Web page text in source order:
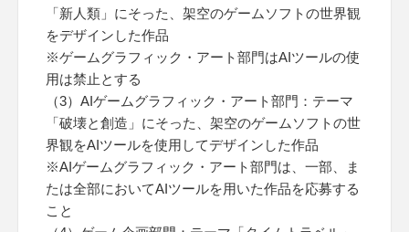
「新人類」にそった、架空のゲームソフトの世界観
をデザインした作品
※ゲームグラフィック・アート部門はAIツールの使
用は禁止とする
（3）AIゲームグラフィック・アート部門：テーマ
「破壊と創造」にそった、架空のゲームソフトの世
界観をAIツールを使用してデザインした作品
※AIゲームグラフィック・アート部門は、一部、ま
たは全部においてAIツールを用いた作品を応募する
こと